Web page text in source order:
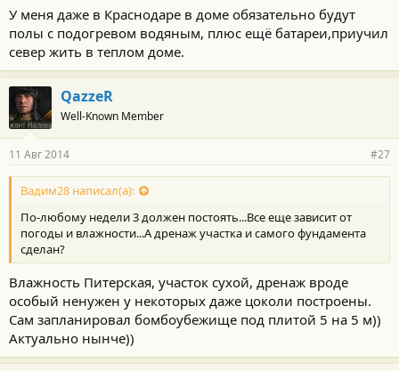
У меня даже в Краснодаре в доме обязательно будут
полы с подогревом водяным, плюс ещё батареи,приучил
север жить в теплом доме.
QazzeR
Well-Known Member
11 Авг 2014 #27
Вадим28 написал(а):
По-любому недели 3 должен постоять...Все еще зависит от
погоды и влажности...А дренаж участка и самого фундамента
сделан?
Влажность Питерская, участок сухой, дренаж вроде
особый ненужен у некоторых даже цоколи построены.
Сам запланировал бомбоубежище под плитой 5 на 5 м))
Актуально нынче))